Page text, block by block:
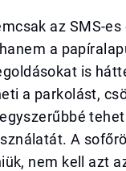
az SMS-es
a
is
a parkolást,
A
nem kell azt